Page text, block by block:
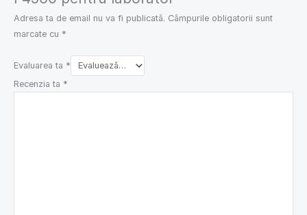
Adresa ta de email nu va fi publicată. Câmpurile obligatorii sunt
marcate cu *
Evaluarea ta *
Recenzia ta *